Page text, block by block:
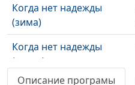
Когда нет надежды
(зима)
Когда нет надежды
(весна)
Описание програмы